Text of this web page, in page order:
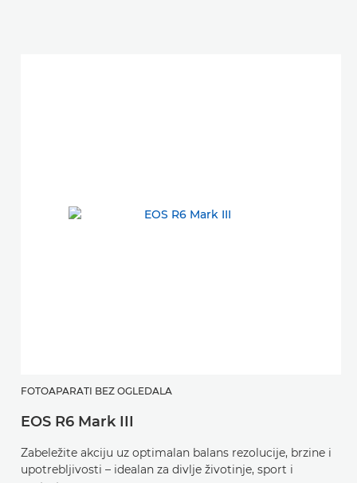
FOTOAPARATI BEZ OGLEDALA
EOS R6 Mark III
Zabeležite akciju uz optimalan balans rezolucije, brzine i
upotrebljivosti – idealan za divlje životinje, sport i